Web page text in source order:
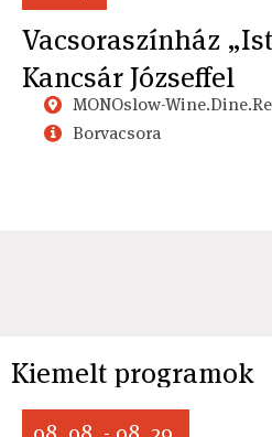
Vacsoraszínház
Kancsár Józseffel
MONOslow-
Borvacsora
Kiemelt programok